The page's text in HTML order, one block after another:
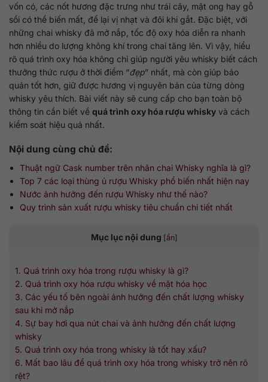
vốn có, các nốt hương đặc trưng như trái cây, mật ong hay gỗ
sồi có thể biến mất, để lại vị nhạt và đôi khi gắt. Đặc biệt, với
những chai whisky đã mở nắp, tốc độ oxy hóa diễn ra nhanh
hơn nhiều do lượng không khí trong chai tăng lên. Vì vậy, hiểu
rõ quá trình oxy hóa không chỉ giúp người yêu whisky biết cách
thưởng thức rượu ở thời điểm “đẹp” nhất, mà còn giúp bảo
quản tốt hơn, giữ được hương vị nguyên bản của từng dòng
whisky yêu thích. Bài viết này sẽ cung cấp cho bạn toàn bộ
thông tin cần biết về quá trình oxy hóa rượu whisky và cách
kiểm soát hiệu quả nhất.
Nội dung cùng chủ đề:
Thuật ngữ Cask number trên nhãn chai Whisky nghĩa là gì?
Top 7 các loại thùng ủ rượu Whisky phổ biến nhất hiện nay
Nước ảnh hưởng đến rượu Whisky như thế nào?
Quy trình sản xuất rượu whisky tiêu chuẩn chi tiết nhất
Mục lục nội dung [ẩn]
1. Quá trình oxy hóa trong rượu whisky là gì?
2. Quá trình oxy hóa rượu whisky về mặt hóa học
3. Các yếu tố bên ngoài ảnh hưởng đến chất lượng whisky
sau khi mở nắp
4. Sự bay hơi qua nút chai và ảnh hưởng đến chất lượng
whisky
5. Quá trình oxy hóa trong whisky là tốt hay xấu?
6. Mất bao lâu để quá trình oxy hóa trong whisky trở nên rõ
rệt?